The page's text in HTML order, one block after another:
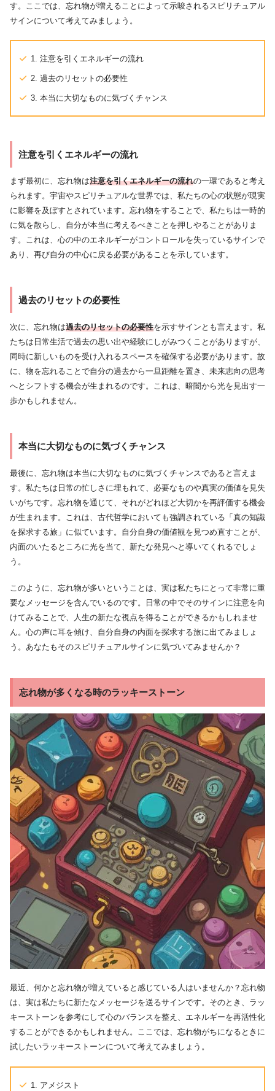
す。ここでは、忘れ物が増えることによって示唆されるスピリチュアル
サインについて考えてみましょう。
1. 注意を引くエネルギーの流れ
2. 過去のリセットの必要性
3. 本当に大切なものに気づくチャンス
注意を引くエネルギーの流れ
まず最初に、忘れ物は注意を引くエネルギーの流れの一環であると考え
られます。宇宙やスピリチュアルな世界では、私たちの心の状態が現実
に影響を及ぼすとされています。忘れ物をすることで、私たちは一時的
に気を散らし、自分が本当に考えるべきことを押しやることがありま
す。これは、心の中のエネルギーがコントロールを失っているサインで
あり、再び自分の中心に戻る必要があることを示しています。
過去のリセットの必要性
次に、忘れ物は過去のリセットの必要性を示すサインとも言えます。私
たちは日常生活で過去の思い出や経験にしがみつくことがありますが、
同時に新しいものを受け入れるスペースを確保する必要があります。故
に、物を忘れることで自分の過去から一旦距離を置き、未来志向の思考
へとシフトする機会が生まれるのです。これは、暗闇から光を見出す一
歩かもしれません。
本当に大切なものに気づくチャンス
最後に、忘れ物は本当に大切なものに気づくチャンスであると言えま
す。私たちは日常の忙しさに埋もれて、必要なものや真実の価値を見失
いがちです。忘れ物を通じて、それがどれほど大切かを再評価する機会
が生まれます。これは、古代哲学においても強調されている「真の知識
を探求する旅」に似ています。自分自身の価値観を見つめ直すことが、
内面のいたるところに光を当て、新たな発見へと導いてくれるでしょ
う。
このように、忘れ物が多いということは、実は私たちにとって非常に重
要なメッセージを含んでいるのです。日常の中でそのサインに注意を向
けてみることで、人生の新たな視点を得ることができるかもしれませ
ん。心の声に耳を傾け、自分自身の内面を探求する旅に出てみましょ
う。あなたもそのスピリチュアルサインに気づいてみませんか？
忘れ物が多くなる時のラッキーストーン
最近、何かと忘れ物が増えていると感じている人はいませんか？忘れ物
は、実は私たちに新たなメッセージを送るサインです。そのとき、ラッ
キーストーンを参考にして心のバランスを整え、エネルギーを再活性化
することができるかもしれません。ここでは、忘れ物がちになるときに
試したいラッキーストーンについて考えてみましょう。
1. アメジスト